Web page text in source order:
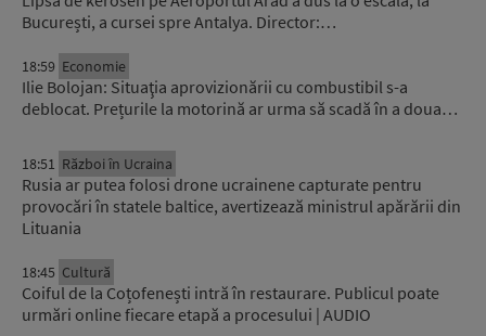
București, a cursei spre Antalya. Director:…
18:59 Economie
Ilie Bolojan: Situaţia aprovizionării cu combustibil s-a
deblocat. Prețurile la motorină ar urma să scadă în a doua…
18:51 Război în Ucraina
Rusia ar putea folosi drone ucrainene capturate pentru
provocări în statele baltice, avertizează ministrul apărării din
Lituania
18:45 Cultură
Coiful de la Coțofenești intră în restaurare. Publicul poate
urmări online fiecare etapă a procesului | AUDIO